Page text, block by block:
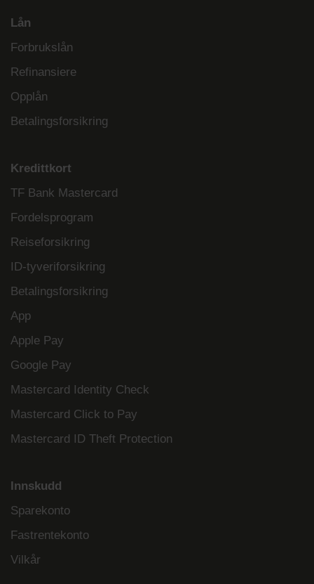
Lån
Forbrukslån
Refinansiere
Opplån
Betalingsforsikring
Kredittkort
TF Bank Mastercard
Fordelsprogram
Reiseforsikring
ID-tyveriforsikring
Betalingsforsikring
App
Apple Pay
Google Pay
Mastercard Identity Check
Mastercard Click to Pay
Mastercard ID Theft Protection
Innskudd
Sparekonto
Fastrentekonto
Vilkår